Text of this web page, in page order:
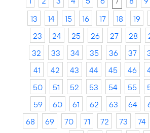
13
14 15 16 17 18 19
23
24 25 26 27 28
32
33 34 35 36 37
41
42 43 44 45 46
50
51 52 53 54 55
59
60 61 62 63 64
68
69 70 71 72 73 74